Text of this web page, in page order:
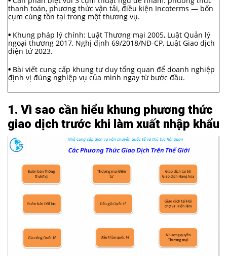
thanh toán, phương thức vận tải, điều kiện Incoterms — bốn
cụm cùng tồn tại trong một thương vụ.
• Khung pháp lý chính: Luật Thương mại 2005, Luật Quản lý
ngoại thương 2017, Nghị định 69/2018/NĐ-CP, Luật Giao dịch
điện tử 2023.
• Bài viết cung cấp khung tư duy tổng quan để doanh nghiệp
định vị đúng nghiệp vụ của mình ngay từ bước đầu.
1. Vì sao cần hiểu khung phương thức
giao dịch trước khi làm xuất nhập khẩu